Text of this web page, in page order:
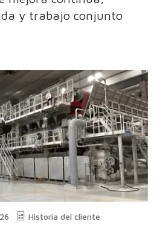
y trabajo conjunto
Historia del cliente